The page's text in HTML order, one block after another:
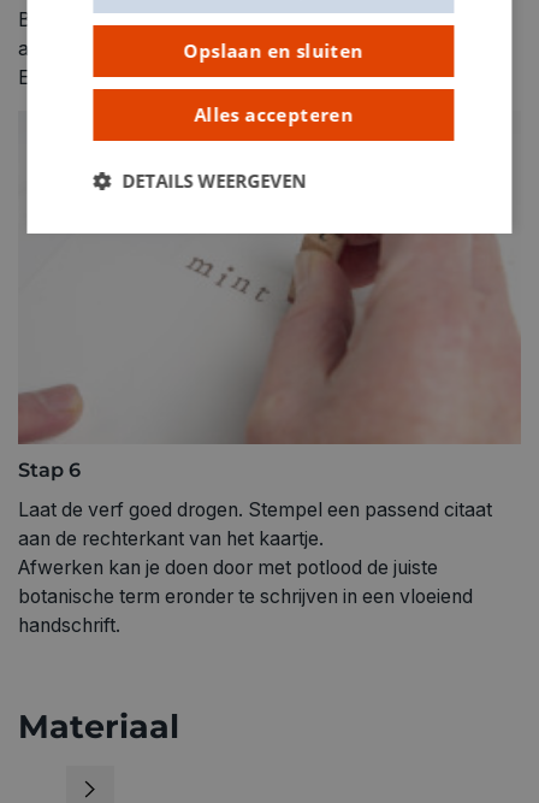
Breng met het penseel de kleuren aan op het
aquarelkaartje.
Experimenteer met verschillende aquareltechnieken.
Stap 6
Laat de verf goed drogen. Stempel een passend citaat
aan de rechterkant van het kaartje.
Afwerken kan je doen door met potlood de juiste
botanische term eronder te schrijven in een vloeiend
handschrift.
Materiaal
Opslaan en sluiten
Alles accepteren
DETAILS WEERGEVEN